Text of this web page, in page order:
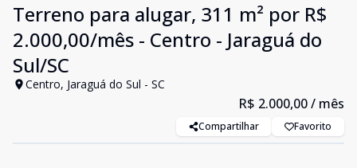
Terreno para alugar, 311 m² por R$
2.000,00/mês - Centro - Jaraguá do
Sul/SC
Centro, Jaraguá do Sul - SC
R$ 2.000,00/ mês
Compartilhar Favorito